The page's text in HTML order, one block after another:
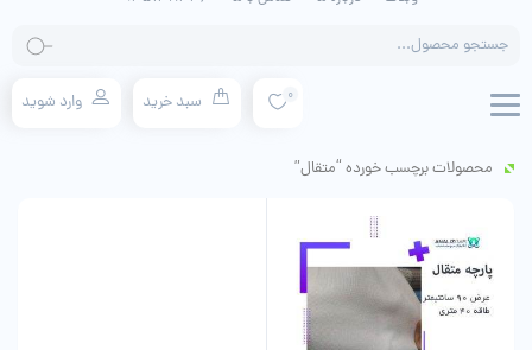
محصولات
0 سبد خرید وارد شوید
محصولات برچسب خورده “متقال”